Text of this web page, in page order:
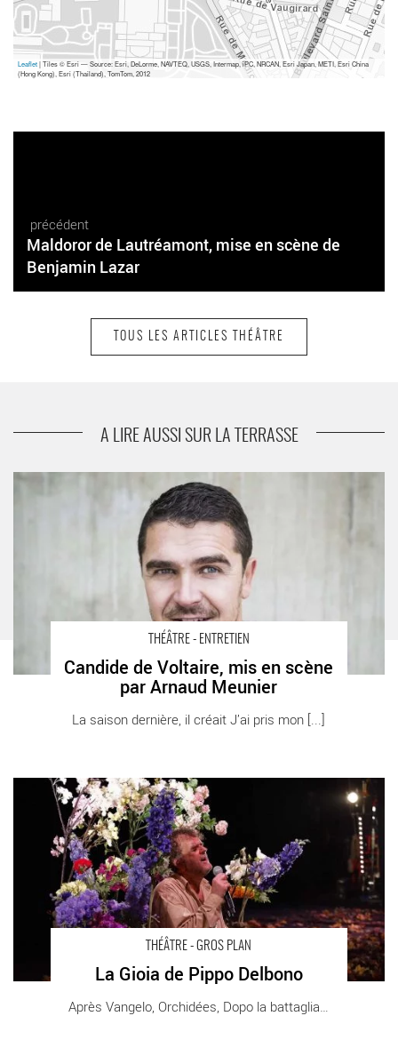
Leaflet| Tiles © Esri — Source: Esri, DeLorme, NAVTEQ, USGS, Intermap, iPC, NRCAN, Esri Japan, METI, Esri China
(Hong Kong), Esri (Thailand), TomTom, 2012
précédent
Maldoror de Lautréamont, mise en scène de
Benjamin Lazar
Nielsen de Jean Bechetoille
TOUS LES ARTICLES THÉÂTRE
A LIRE AUSSI SUR LA TERRASSE
THÉÂTRE - ENTRETIEN
Candide de Voltaire, mis en scène
par Arnaud Meunier
La saison dernière, il créait J’ai pris mon [...]
Candide de Voltaire, mis en scène par Arnaud Meunier - Critique
sortie Théâtre SAINT ETIENNE Comédie de Saint-Etienne -
Centre Dramatique National
THÉÂTRE - GROS PLAN
La Gioia de Pippo Delbono
Après Vangelo, Orchidées, Dopo la battaglia, [...]
La Gioia de Pippo Delbono - Critique sortie Théâtre Paris
Théâtre du Rond-Point